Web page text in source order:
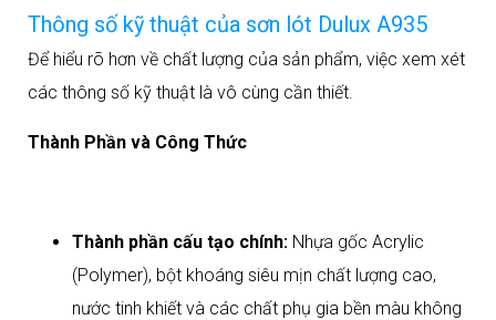
Thông số kỹ thuật của sơn lót Dulux A935
Để hiểu rõ hơn về chất lượng của sản phẩm, việc xem xét
các thông số kỹ thuật là vô cùng cần thiết.
Thành Phần và Công Thức
Thành phần cấu tạo chính: Nhựa gốc Acrylic
(Polymer), bột khoáng siêu mịn chất lượng cao,
nước tinh khiết và các chất phụ gia bền màu không